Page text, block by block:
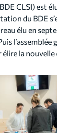
CLSI) est
du BDE
élu en
l’assemblée
la nouvelle